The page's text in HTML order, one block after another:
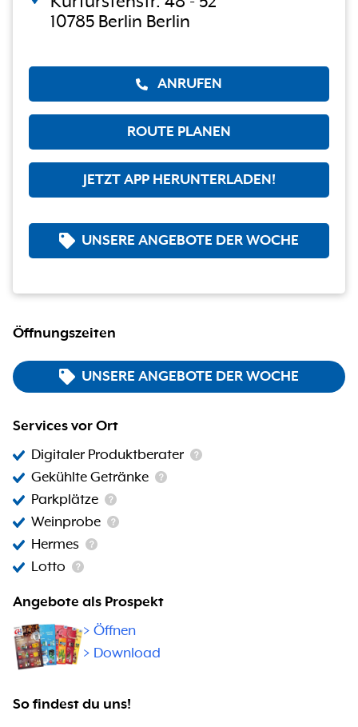
10785 Berlin Berlin
ANRUFEN
ROUTE PLANEN
JETZT APP HERUNTERLADEN!
UNSERE ANGEBOTE DER WOCHE
Öffnungszeiten
UNSERE ANGEBOTE DER WOCHE
Services vor Ort
Digitaler Produktberater
Gekühlte Getränke
Parkplätze
Weinprobe
Hermes
Lotto
Angebote als Prospekt
> Öffnen
> Download
So findest du uns!